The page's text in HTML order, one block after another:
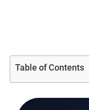
Table of Contents